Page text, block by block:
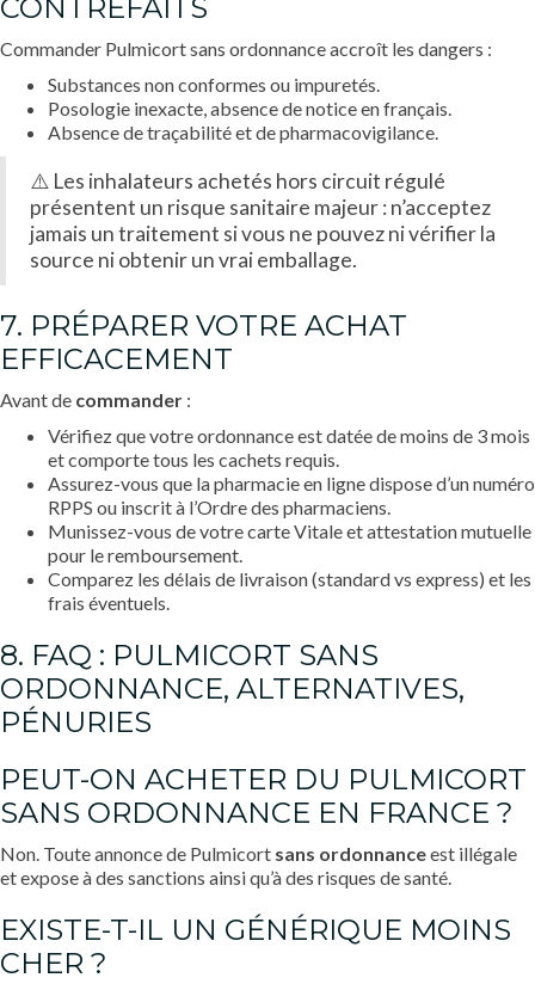
CONTREFAITS
Commander Pulmicort sans ordonnance accroît les dangers :
Substances non conformes ou impuretés.
Posologie inexacte, absence de notice en français.
Absence de traçabilité et de pharmacovigilance.
⚠️ Les inhalateurs achetés hors circuit régulé
présentent un risque sanitaire majeur : n’acceptez
jamais un traitement si vous ne pouvez ni vérifier la
source ni obtenir un vrai emballage.
7. PRÉPARER VOTRE ACHAT
EFFICACEMENT
Avant de commander :
Vérifiez que votre ordonnance est datée de moins de 3 mois
et comporte tous les cachets requis.
Assurez-vous que la pharmacie en ligne dispose d’un numéro
RPPS ou inscrit à l’Ordre des pharmaciens.
Munissez-vous de votre carte Vitale et attestation mutuelle
pour le remboursement.
Comparez les délais de livraison (standard vs express) et les
frais éventuels.
8. FAQ : PULMICORT SANS
ORDONNANCE, ALTERNATIVES,
PÉNURIES
PEUT-ON ACHETER DU PULMICORT
SANS ORDONNANCE EN FRANCE ?
Non. Toute annonce de Pulmicort sans ordonnanceest illégale
et expose à des sanctions ainsi qu’à des risques de santé.
EXISTE-T-IL UN GÉNÉRIQUE MOINS
CHER ?